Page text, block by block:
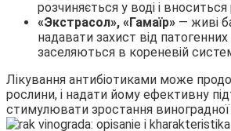
розчиняється у воді і
«Экстрасол», «Гамаїр» — живі
надавати захист від патогенних
заселяються в кореневій
Лікування антибіотиками може
рослини, і надати йому ефективну
стимулювати зростання виноградної